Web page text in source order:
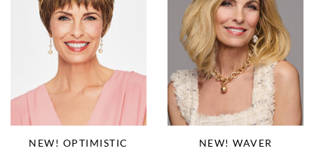
NEW! OPTIMISTIC NEW! WAVER